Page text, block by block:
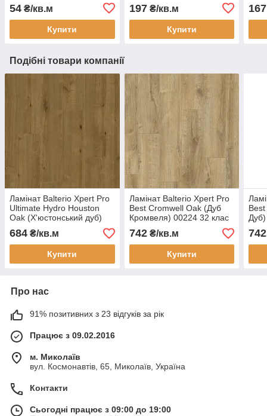
54 ₴/кв.м
Купити
197₴/кв.м
Купити
167
Подібні товари компанії
Ламінат Balterio Xpert Pro
Ultimate Hydro Houston
Oak (Х'юстонський дуб)
00516 32 клас 8 мм
товщина водостійкий з
фаскою
684 ₴/кв.м
Купити
Ламінат Balterio Xpert Pro
Best Cromwell Oak (Дуб
Кромвеля) 00224 32 клас
10 мм товщина з фаскою
742₴/кв.м
Купити
742
Про нас
91% позитивних з 23 відгуків за рік
Працює з 09.02.2016
м. Миколаїв
вул. Космонавтів, 65, Миколаїв, Україна
Контакти
Сьогодні працює з 09:00 до 19:00